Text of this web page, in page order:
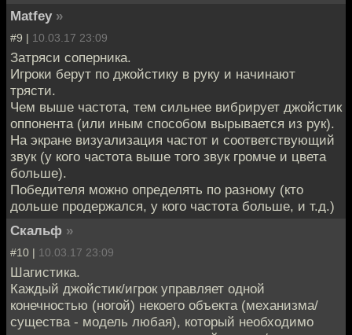
Matfey »
#9 | 10.03.17 23:09
Затряси соперника.
Игроки берут по джойстику в руку и начинают
трясти.
Чем выше частота, тем сильнее вибрирует джойстик
оппонента (или иным способом вырывается из рук).
На экране визуализация частот и соответствующий
звук (у кого частота выше того звук громче и цвета
больше).
Победителя можно определять по разному (кто
дольше продержался, у кого частота больше, и т.д.)
Скальф »
#10 | 10.03.17 23:09
Шагистика.
Каждый джойстик/игрок управляет одной
конечностью (ногой) некоего объекта (механизма/
существа - модель любая), который необходимо